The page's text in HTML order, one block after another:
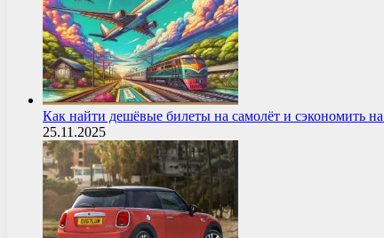
Как найти дешёвые билеты на самолёт и сэкономить
25.11.2025